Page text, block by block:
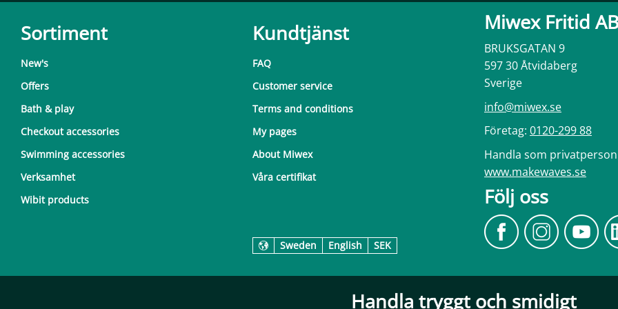
Sortiment
New's
Offers
Bath & play
Checkout accessories
Swimming accessories
Verksamhet
Wibit products
Kundtjänst
FAQ
Customer service
Terms and conditions
My pages
About Miwex
Våra certifikat
Sweden English SEK
Miwex Fritid AB
BRUKSGATAN 9
597 30 Åtvidaberg
Sverige
info@miwex.se
Företag: 0120-299 88
Handla som
www.makewaves.se
Följ oss
Handla tryggt och smidigt